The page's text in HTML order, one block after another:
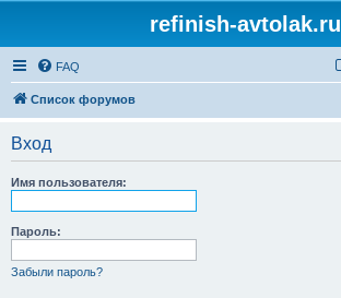
refinish-avtolak.ru
FAQ
Список форумов
Вход
Имя пользователя:
Пароль:
Забыли пароль?